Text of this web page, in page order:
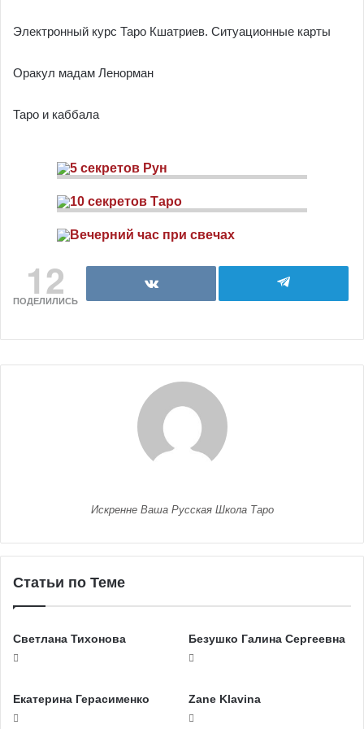
Электронный курс Таро Кшатриев. Ситуационные карты
Оракул мадам Ленорман
Таро и каббала
12
ПОДЕЛИЛИСЬ
Искренне Ваша Русская Школа Таро
Статьи по Теме
Светлана Тихонова Безушко Галина Сергеевна
Екатерина Герасименко Zane Klavina